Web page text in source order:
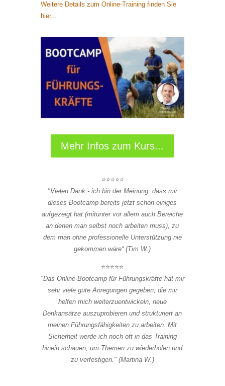
Weitere Details zum Online-Training finden Sie
hier...
Mehr Infos zum Kurs...
⭐⭐⭐⭐⭐
"Vielen Dank - ich bin der Meinung, dass mir
dieses Bootcamp bereits jetzt schon einiges
aufgezeigt hat (mitunter vor allem auch Bereiche
an denen man selbst noch arbeiten muss), zu
dem man ohne professionelle Unterstützung nie
gekommen wäre“ (Tim W.)
⭐⭐⭐⭐⭐
"Das Online-Bootcamp für Führungskräfte hat mir
sehr viele gute Anregungen gegeben, die mir
helfen mich weiterzuentwickeln, neue
Denkansätze auszuprobieren und strukturiert an
meinen Führungsfähigkeiten zu arbeiten. Mit
Sicherheit werde ich noch oft in das Training
hinein schauen, um Themen zu wiederholen und
zu verfestigen." (Martina W.)